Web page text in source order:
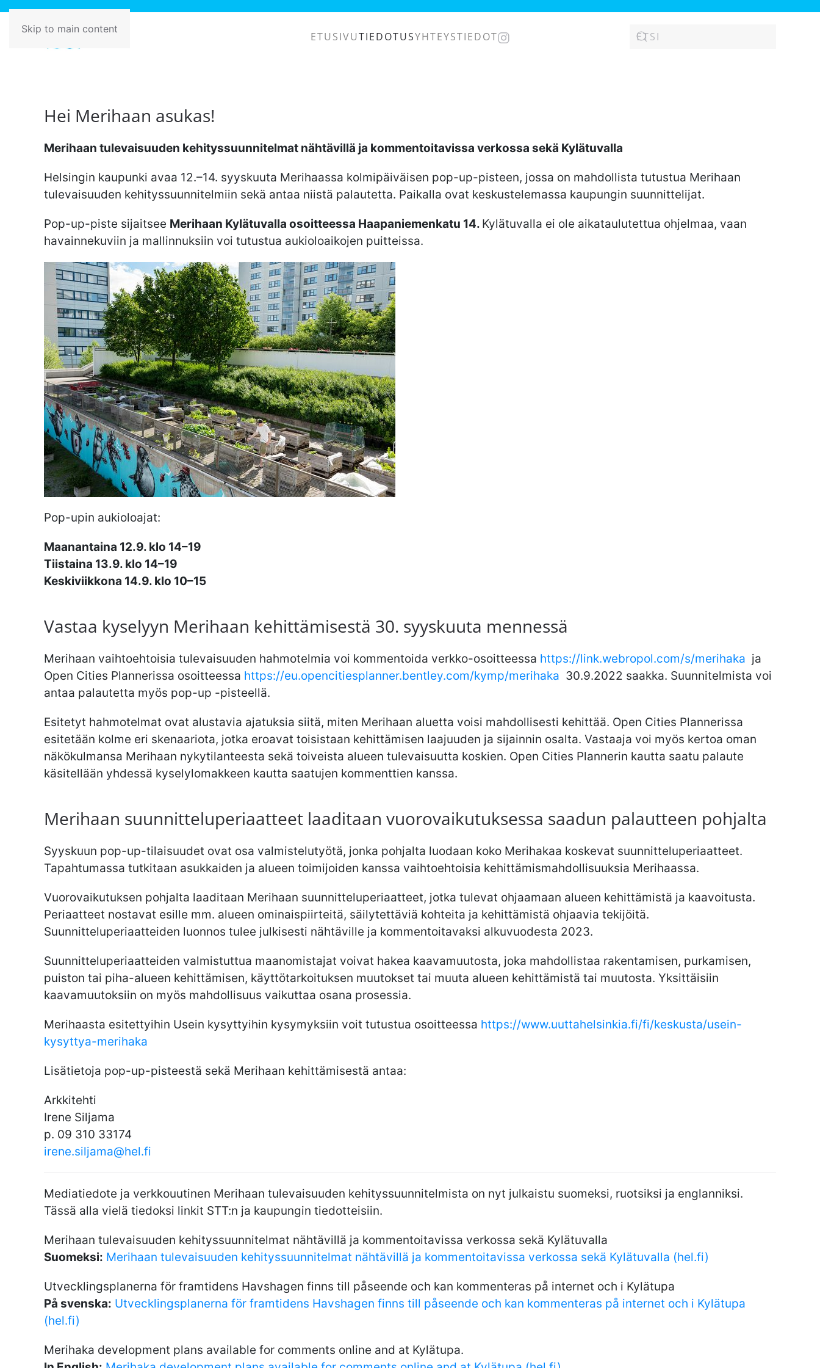
Skip to main content
ETUSIVUTIEDOTUSYHTEYSTIEDOT
Hei Merihaan asukas!
Merihaan tulevaisuuden kehityssuunnitelmat nähtävillä ja kommentoitavissa verkossa sekä Kylätuvalla
Helsingin kaupunki avaa 12.–14. syyskuuta Merihaassa kolmipäiväisen pop-up-pisteen, jossa on mahdollista tutustua Merihaan
tulevaisuuden kehityssuunnitelmiin sekä antaa niistä palautetta. Paikalla ovat keskustelemassa kaupungin suunnittelijat.
Pop-up-piste sijaitsee Merihaan Kylätuvalla osoitteessa Haapaniemenkatu 14. Kylätuvalla ei ole aikataulutettua ohjelmaa, vaan
havainnekuviin ja mallinnuksiin voi tutustua aukioloaikojen puitteissa.
Pop-upin aukioloajat:
Maanantaina 12.9. klo 14–19
Tiistaina 13.9. klo 14–19
Keskiviikkona 14.9. klo 10–15
Vastaa kyselyyn Merihaan kehittämisestä 30. syyskuuta mennessä
Merihaan vaihtoehtoisia tulevaisuuden hahmotelmia voi kommentoida verkko-osoitteessa https://link.webropol.com/s/merihaka ja
Open Cities Plannerissa osoitteessa https://eu.opencitiesplanner.bentley.com/kymp/merihaka 30.9.2022 saakka. Suunnitelmista voi
antaa palautetta myös pop-up -pisteellä.
Esitetyt hahmotelmat ovat alustavia ajatuksia siitä, miten Merihaan aluetta voisi mahdollisesti kehittää. Open Cities Plannerissa
esitetään kolme eri skenaariota, jotka eroavat toisistaan kehittämisen laajuuden ja sijainnin osalta. Vastaaja voi myös kertoa oman
näkökulmansa Merihaan nykytilanteesta sekä toiveista alueen tulevaisuutta koskien. Open Cities Plannerin kautta saatu palaute
käsitellään yhdessä kyselylomakkeen kautta saatujen kommenttien kanssa.
Merihaan suunnitteluperiaatteet laaditaan vuorovaikutuksessa saadun palautteen pohjalta
Syyskuun pop-up-tilaisuudet ovat osa valmistelutyötä, jonka pohjalta luodaan koko Merihakaa koskevat suunnitteluperiaatteet.
Tapahtumassa tutkitaan asukkaiden ja alueen toimijoiden kanssa vaihtoehtoisia kehittämismahdollisuuksia Merihaassa.
Vuorovaikutuksen pohjalta laaditaan Merihaan suunnitteluperiaatteet, jotka tulevat ohjaamaan alueen kehittämistä ja kaavoitusta.
Periaatteet nostavat esille mm. alueen ominaispiirteitä, säilytettäviä kohteita ja kehittämistä ohjaavia tekijöitä.
Suunnitteluperiaatteiden luonnos tulee julkisesti nähtäville ja kommentoitavaksi alkuvuodesta 2023.
Suunnitteluperiaatteiden valmistuttua maanomistajat voivat hakea kaavamuutosta, joka mahdollistaa rakentamisen, purkamisen,
puiston tai piha-alueen kehittämisen, käyttötarkoituksen muutokset tai muuta alueen kehittämistä tai muutosta. Yksittäisiin
kaavamuutoksiin on myös mahdollisuus vaikuttaa osana prosessia.
Merihaasta esitettyihin Usein kysyttyihin kysymyksiin voit tutustua osoitteessa https://www.uuttahelsinkia.fi/fi/keskusta/usein-
kysyttya-merihaka
Lisätietoja pop-up-pisteestä sekä Merihaan kehittämisestä antaa:
Arkkitehti
Irene Siljama
p. 09 310 33174
irene.siljama@hel.fi
Mediatiedote ja verkkouutinen Merihaan tulevaisuuden kehityssuunnitelmista on nyt julkaistu suomeksi, ruotsiksi ja englanniksi.
Tässä alla vielä tiedoksi linkit STT:n ja kaupungin tiedotteisiin.
Merihaan tulevaisuuden kehityssuunnitelmat nähtävillä ja kommentoitavissa verkossa sekä Kylätuvalla
Suomeksi: Merihaan tulevaisuuden kehityssuunnitelmat nähtävillä ja kommentoitavissa verkossa sekä Kylätuvalla (hel.fi)
Utvecklingsplanerna för framtidens Havshagen finns till påseende och kan kommenteras på internet och i Kylätupa
På svenska: Utvecklingsplanerna för framtidens Havshagen finns till påseende och kan kommenteras på internet och i Kylätupa
(hel.fi)
Merihaka development plans available for comments online and at Kylätupa.